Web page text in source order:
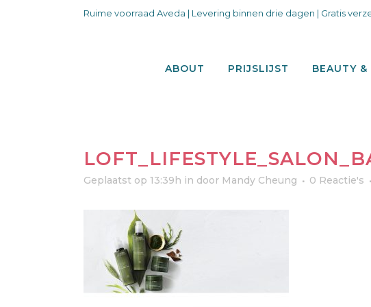
Ruime voorraad Aveda | Levering binnen drie dagen | Gratis
ABOUT PRIJSLIJST BEAUTY &
Geplaatst op 13:39h in door Mandy Cheung 0 Reactie's